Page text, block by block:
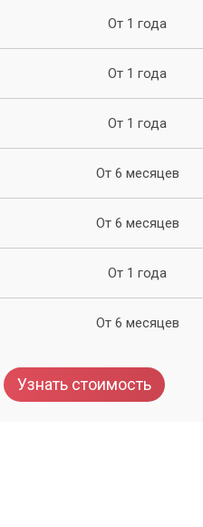
От 1 года
От 1 года
От 1 года
От 6 месяцев
От 6 месяцев
От 1 года
От 6 месяцев
Узнать стоимость